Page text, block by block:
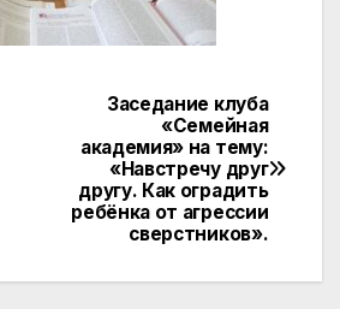
Заседание клуба
«Семейная
академия» на тему:
«Навстречу друг
другу. Как оградить
ребёнка от агрессии
сверстников».